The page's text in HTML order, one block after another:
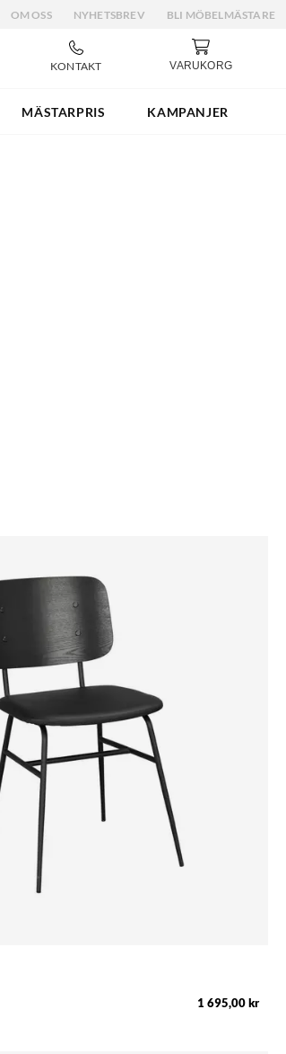
OM OSS NYHETSBREV BLI MÖBELMÄSTARE
KONTAKT VARUKORG
MÄSTARPRIS KAMPANJER
1 695,00 kr